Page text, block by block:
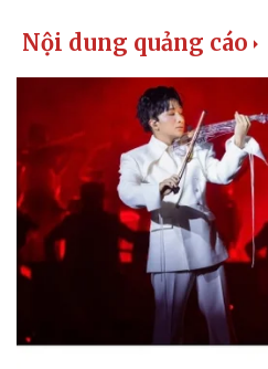
Thể thao
Bóng đá
Lịch thi đấu bóng đá
Thế giới thể thao